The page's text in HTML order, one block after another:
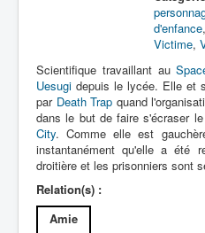
Artiste Asperger
Lexique
Dennô keisatsu
察 サイバーコッ
cerveau
Série
d'enfance
Victime,
Scientifique travaillant au
Uesugi depuis le lycée. Elle et
par Death Trap quand
dans le but de faire s'écraser
City. Comme elle est
instantanément qu'elle a été
droitière et les prisonniers sont
Relation(s) :
Amie